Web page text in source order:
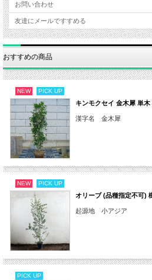
用土
・赤玉土7：腐葉
水やり
・地植えの場合
不要
肥料 12～3月 固形の
剪定
お問い合わせ
友達にメールですすめる
おすすめの商品
NEW PICK UP
キンモクセイ 金木犀 単
漢字名 金木犀
NEW PICK UP
オリーブ (品種指定不可)
起源地 小アジア
PICK UP